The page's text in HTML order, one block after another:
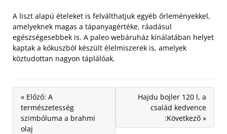
A liszt alapú ételeket is felválthatjuk egyéb őrleményekkel,
amelyeknek magas a tápanyagértéke, ráadásul
egészségesebbek is. A paleo webáruház kínálatában helyet
kaptak a kókuszból készült élelmiszerek is, amelyek
köztudottan nagyon táplálóak.
« Előző: A
természetesség
szimbóluma a brahmi
olaj
Hajdu bojler 120 l, a
család kedvence
:Következő »